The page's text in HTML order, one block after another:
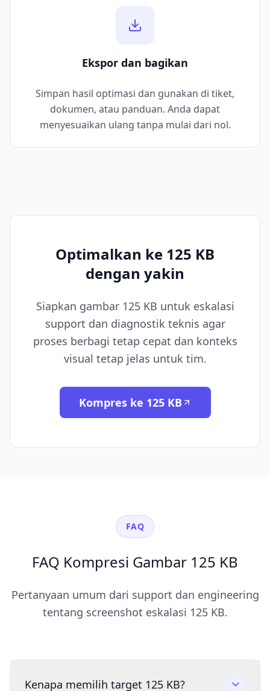
Ekspor dan bagikan
Simpan hasil optimasi dan gunakan di tiket,
dokumen, atau panduan. Anda dapat
menyesuaikan ulang tanpa mulai dari nol.
Optimalkan ke 125 KB
dengan yakin
Siapkan gambar 125 KB untuk eskalasi
support dan diagnostik teknis agar
proses berbagi tetap cepat dan konteks
visual tetap jelas untuk tim.
Kompres ke 125 KB
FAQ
FAQ Kompresi Gambar 125 KB
Pertanyaan umum dari support dan engineering
tentang screenshot eskalasi 125 KB.
Kenapa memilih target 125 KB?